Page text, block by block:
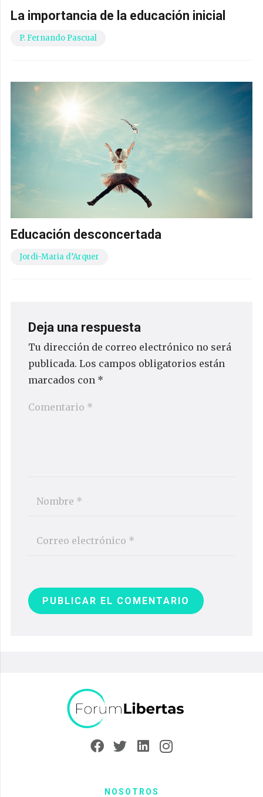
La importancia de la educación inicial
P. Fernando Pascual
Educación desconcertada
Jordi-Maria d’Arquer
Deja una respuesta
Tu dirección de correo electrónico no será
publicada. Los campos obligatorios están
marcados con *
PUBLICAR EL COMENTARIO
NOSOTROS